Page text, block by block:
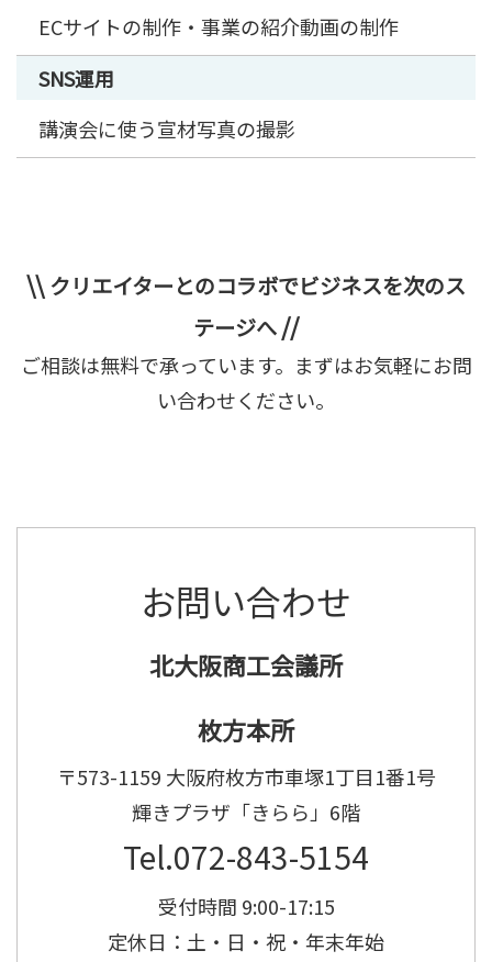
ECサイトの制作・事業の紹介動画の制作
SNS運用
講演会に使う宣材写真の撮影
\\ クリエイターとのコラボでビジネスを次のス
テージへ//
ご相談は無料で承っています。まずはお気軽にお問
い合わせください。
お問い合わせ
北大阪商工会議所
枚方本所
〒573-1159 大阪府枚方市車塚1丁目1番1号
輝きプラザ「きらら」6階
Tel.072-843-5154
受付時間 9:00-17:15
定休日：土・日・祝・年末年始